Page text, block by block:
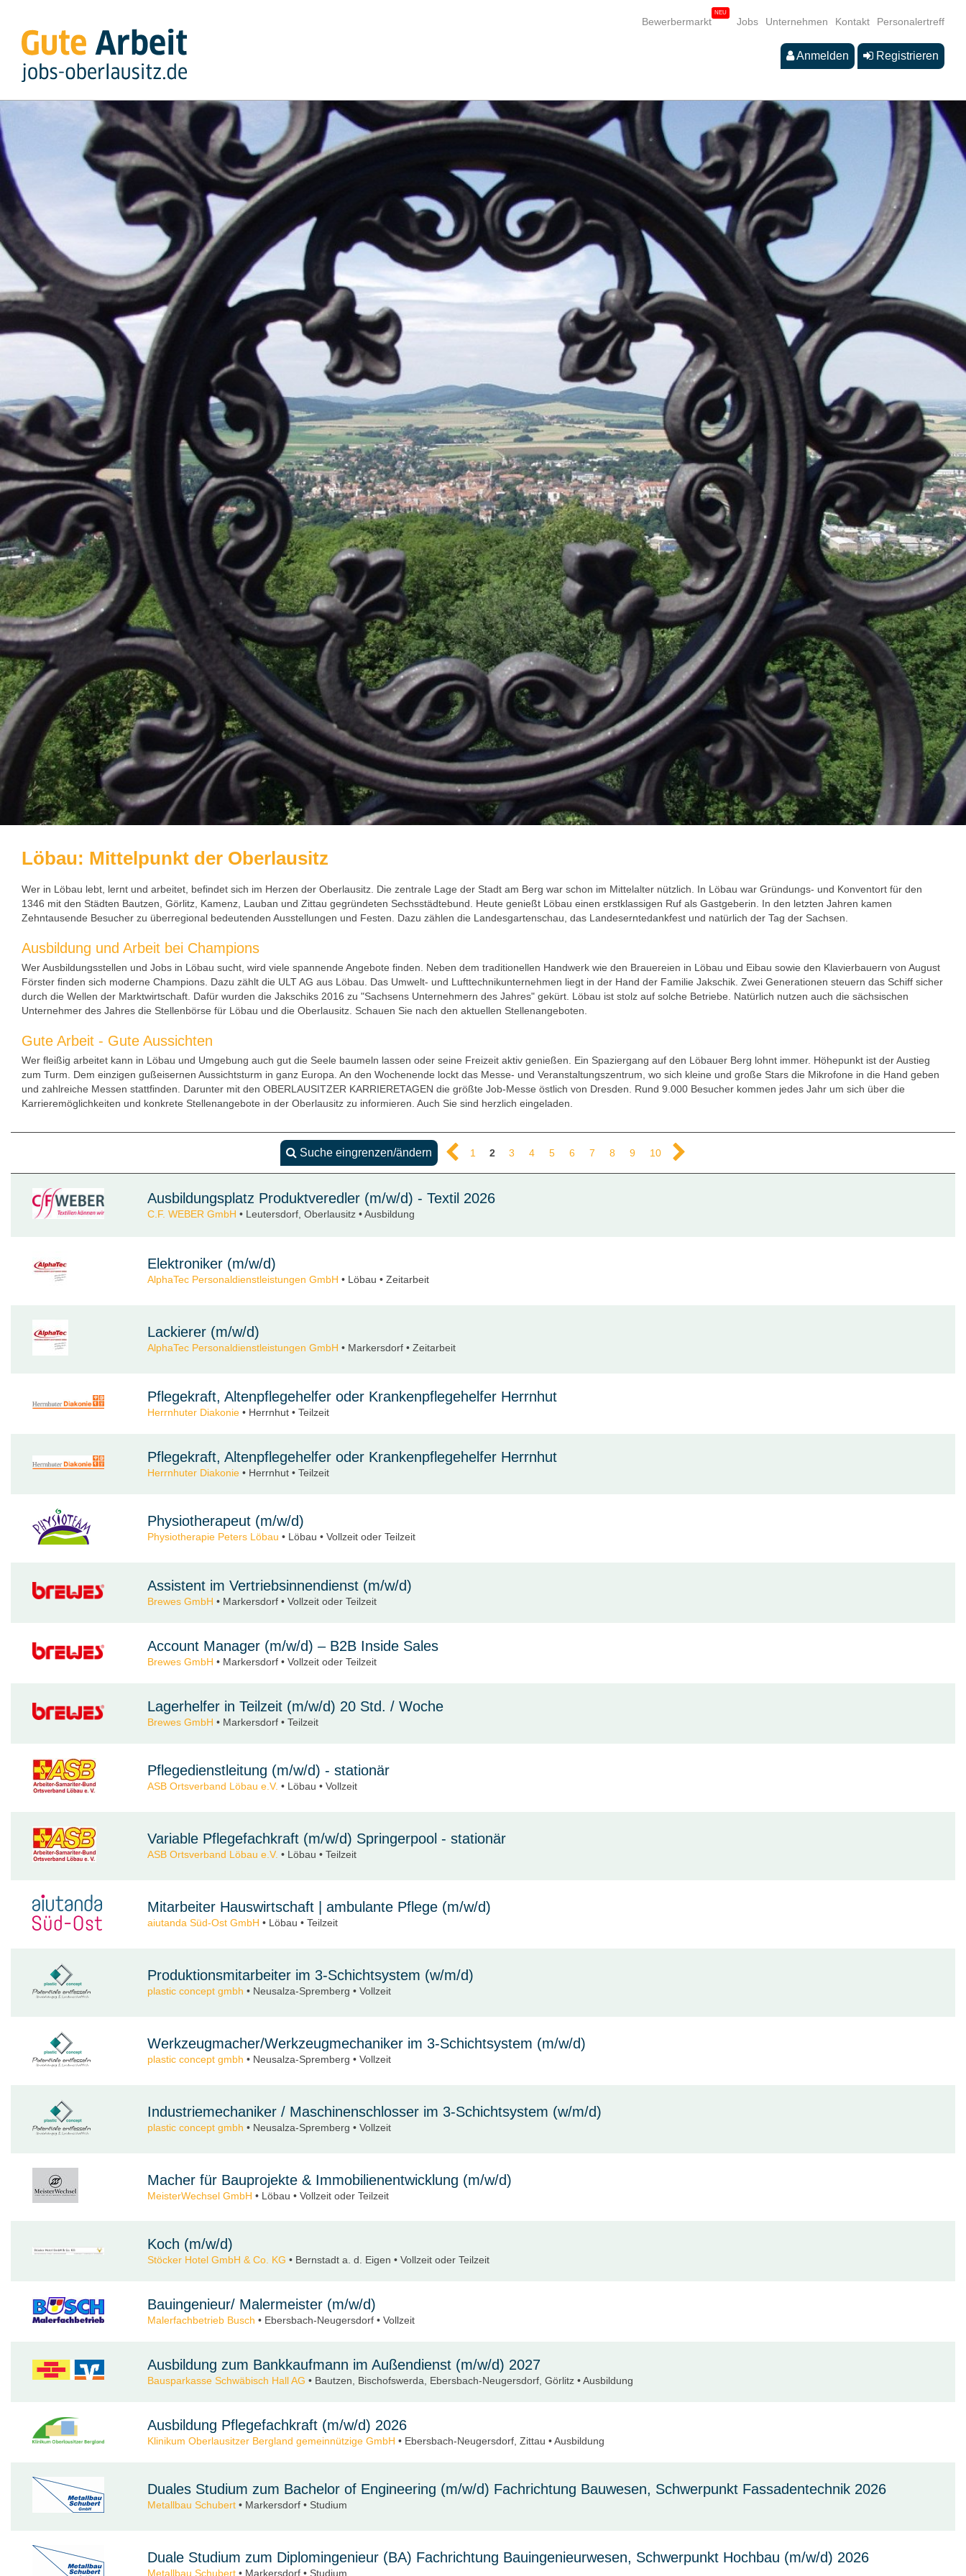
Bewerbermarkt Jobs Unternehmen Kontakt Personalertreff
Anmelden Registrieren
Löbau: Mittelpunkt der Oberlausitz
Wer in Löbau lebt, lernt und arbeitet, befindet sich im Herzen der Oberlausitz. Die zentrale Lage der Stadt am Berg war schon im Mittelalter nützlich. In Löbau war Gründungs- und Konventort für den
1346 mit den Städten Bautzen, Görlitz, Kamenz, Lauban und Zittau gegründeten Sechsstädtebund. Heute genießt Löbau einen erstklassigen Ruf als Gastgeberin. In den letzten Jahren kamen
Zehntausende Besucher zu überregional bedeutenden Ausstellungen und Festen. Dazu zählen die Landesgartenschau, das Landeserntedankfest und natürlich der Tag der Sachsen.
Ausbildung und Arbeit bei Champions
Wer Ausbildungsstellen und Jobs in Löbau sucht, wird viele spannende Angebote finden. Neben dem traditionellen Handwerk wie den Brauereien in Löbau und Eibau sowie den Klavierbauern von August
Förster finden sich moderne Champions. Dazu zählt die ULT AG aus Löbau. Das Umwelt- und Lufttechnikunternehmen liegt in der Hand der Familie Jakschik. Zwei Generationen steuern das Schiff sicher
durch die Wellen der Marktwirtschaft. Dafür wurden die Jakschiks 2016 zu "Sachsens Unternehmern des Jahres" gekürt. Löbau ist stolz auf solche Betriebe. Natürlich nutzen auch die sächsischen
Unternehmer des Jahres die Stellenbörse für Löbau und die Oberlausitz. Schauen Sie nach den aktuellen Stellenangeboten.
Gute Arbeit - Gute Aussichten
Wer fleißig arbeitet kann in Löbau und Umgebung auch gut die Seele baumeln lassen oder seine Freizeit aktiv genießen. Ein Spaziergang auf den Löbauer Berg lohnt immer. Höhepunkt ist der Austieg
zum Turm. Dem einzigen gußeisernen Aussichtsturm in ganz Europa. An den Wochenende lockt das Messe- und Veranstaltungszentrum, wo sich kleine und große Stars die Mikrofone in die Hand geben
und zahlreiche Messen stattfinden. Darunter mit den OBERLAUSITZER KARRIERETAGEN die größte Job-Messe östlich von Dresden. Rund 9.000 Besucher kommen jedes Jahr um sich über die
Karrieremöglichkeiten und konkrete Stellenangebote in der Oberlausitz zu informieren. Auch Sie sind herzlich eingeladen.
Suche eingrenzen/ändern 1 2 3 4 5 6 7 8 9 10
Ausbildungsplatz Produktveredler (m/w/d) - Textil 2026
C.F. WEBER GmbH • Leutersdorf, Oberlausitz • Ausbildung
Elektroniker (m/w/d)
AlphaTec Personaldienstleistungen GmbH • Löbau • Zeitarbeit
Lackierer (m/w/d)
AlphaTec Personaldienstleistungen GmbH • Markersdorf • Zeitarbeit
Pflegekraft, Altenpflegehelfer oder Krankenpflegehelfer Herrnhut
Herrnhuter Diakonie • Herrnhut • Teilzeit
Pflegekraft, Altenpflegehelfer oder Krankenpflegehelfer Herrnhut
Herrnhuter Diakonie • Herrnhut • Teilzeit
Physiotherapeut (m/w/d)
Physiotherapie Peters Löbau • Löbau • Vollzeit oder Teilzeit
Assistent im Vertriebsinnendienst (m/w/d)
Brewes GmbH • Markersdorf • Vollzeit oder Teilzeit
Account Manager (m/w/d) – B2B Inside Sales
Brewes GmbH • Markersdorf • Vollzeit oder Teilzeit
Lagerhelfer in Teilzeit (m/w/d) 20 Std. / Woche
Brewes GmbH • Markersdorf • Teilzeit
Pflegedienstleitung (m/w/d) - stationär
ASB Ortsverband Löbau e.V. • Löbau • Vollzeit
Variable Pflegefachkraft (m/w/d) Springerpool - stationär
ASB Ortsverband Löbau e.V. • Löbau • Teilzeit
Mitarbeiter Hauswirtschaft | ambulante Pflege (m/w/d)
aiutanda Süd-Ost GmbH • Löbau • Teilzeit
Produktionsmitarbeiter im 3-Schichtsystem (w/m/d)
plastic concept gmbh • Neusalza-Spremberg • Vollzeit
Werkzeugmacher/Werkzeugmechaniker im 3-Schichtsystem (m/w/d)
plastic concept gmbh • Neusalza-Spremberg • Vollzeit
Industriemechaniker / Maschinenschlosser im 3-Schichtsystem (w/m/d)
plastic concept gmbh • Neusalza-Spremberg • Vollzeit
Macher für Bauprojekte & Immobilienentwicklung (m/w/d)
MeisterWechsel GmbH • Löbau • Vollzeit oder Teilzeit
Koch (m/w/d)
Stöcker Hotel GmbH & Co. KG • Bernstadt a. d. Eigen • Vollzeit oder Teilzeit
Bauingenieur/ Malermeister (m/w/d)
Malerfachbetrieb Busch • Ebersbach-Neugersdorf • Vollzeit
Ausbildung zum Bankkaufmann im Außendienst (m/w/d) 2027
Bausparkasse Schwäbisch Hall AG • Bautzen, Bischofswerda, Ebersbach-Neugersdorf, Görlitz • Ausbildung
Ausbildung Pflegefachkraft (m/w/d) 2026
Klinikum Oberlausitzer Bergland gemeinnützige GmbH • Ebersbach-Neugersdorf, Zittau • Ausbildung
Duales Studium zum Bachelor of Engineering (m/w/d) Fachrichtung Bauwesen, Schwerpunkt Fassadentechnik 2026
Metallbau Schubert • Markersdorf • Studium
Duale Studium zum Diplomingenieur (BA) Fachrichtung Bauingenieurwesen, Schwerpunkt Hochbau (m/w/d) 2026
Metallbau Schubert • Markersdorf • Studium